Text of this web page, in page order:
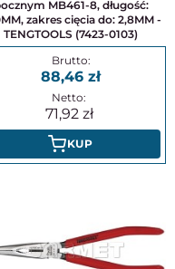
MB461-8, długość:
zakres cięcia do: 2,8MM -
TENGTOOLS (7423-0103)
88,46
71,92
KUP